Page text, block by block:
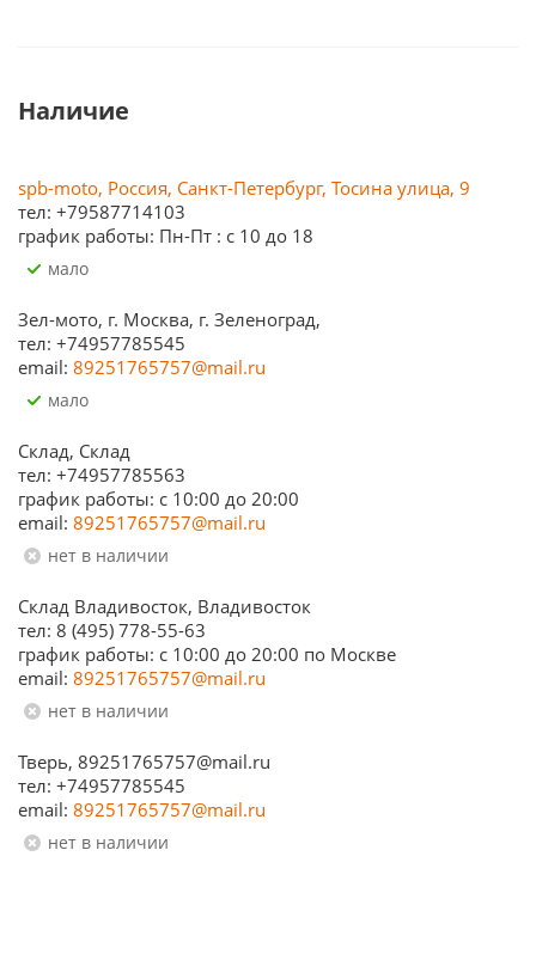
Наличие
spb-moto, Россия, Санкт-Петербург, Тосина улица, 9
тел: +79587714103
график работы: Пн-Пт : с 10 до 18
Мало
Зел-мото, г. Москва, г. Зеленоград,
тел: +74957785545
email: 89251765757@mail.ru
Мало
Склад, Склад
тел: +74957785563
график работы: c 10:00 до 20:00
email: 89251765757@mail.ru
Нет в наличии
Склад Владивосток, Владивосток
тел: 8 (495) 778-55-63
график работы: с 10:00 до 20:00 по Москве
email: 89251765757@mail.ru
Нет в наличии
Тверь, 89251765757@mail.ru
тел: +74957785545
email: 89251765757@mail.ru
Нет в наличии